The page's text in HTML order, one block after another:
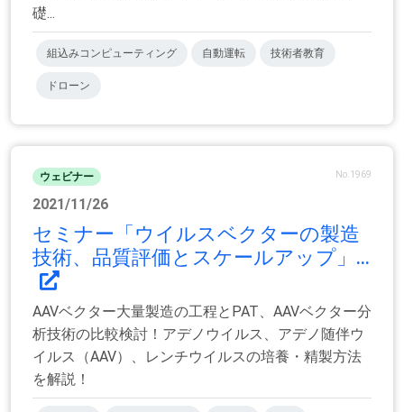
礎...
組込みコンピューティング 自動運転 技術者教育
ドローン
ウェビナー No.1969
2021/11/26
セミナー「ウイルスベクターの製造
技術、品質評価とスケールアップ」...
AAVベクター大量製造の工程とPAT、AAVベクター分
析技術の比較検討！アデノウイルス、アデノ随伴ウ
イルス（AAV）、レンチウイルスの培養・精製方法
を解説！